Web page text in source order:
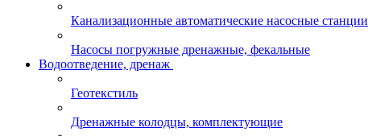
Канализационные автоматические насосные станции
Насосы погружные дренажные, фекальные
Водоотведение, дренаж
Геотекстиль
Дренажные колодцы, комплектующие